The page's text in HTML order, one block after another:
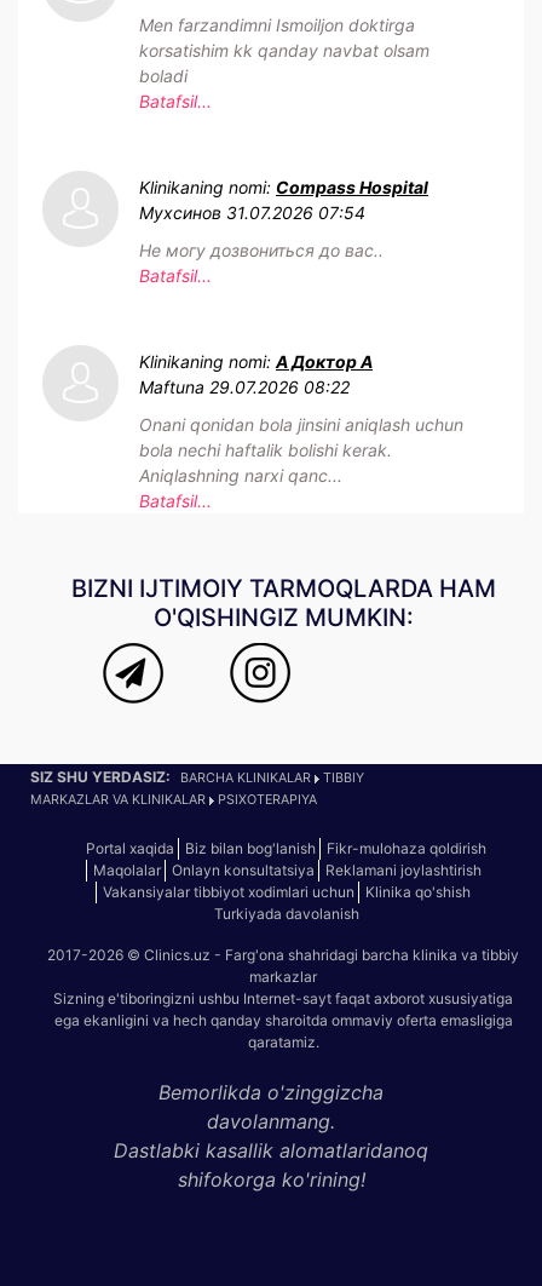
Men farzandimni Ismoiljon doktirga
korsatishim kk qanday navbat olsam
boladi
Batafsil...
Klinikaning nomi: Compass Hospital
Мухсинов 31.07.2026 07:54
Не могу дозвониться до вас..
Batafsil...
Klinikaning nomi: А Доктор А
Maftuna 29.07.2026 08:22
Onani qonidan bola jinsini aniqlash uchun
bola nechi haftalik bolishi kerak.
Aniqlashning narxi qanc...
Batafsil...
BIZNI IJTIMOIY TARMOQLARDA HAM
O'QISHINGIZ MUMKIN:
SIZ SHU YERDASIZ: BARCHA KLINIKALAR
TIBBIY
MARKAZLAR VA KLINIKALAR
PSIXOTERAPIYA
Portal xaqida Biz bilan bog'lanish
Fikr-mulohaza qoldirish
Maqolalar
Onlayn konsultatsiya
Reklamani joylashtirish
Vakansiyalar tibbiyot xodimlari uchun
Klinika qo'shish
Turkiyada davolanish
2017-2026 © Clinics.uz - Farg'ona shahridagi barcha klinika va tibbiy
markazlar
Sizning e'tiboringizni ushbu Internet-sayt faqat axborot xususiyatiga
ega ekanligini va hech qanday sharoitda ommaviy oferta emasligiga
qaratamiz.
Bemorlikda o'zinggizcha
davolanmang.
Dastlabki kasallik alomatlaridanoq
shifokorga ko'rining!